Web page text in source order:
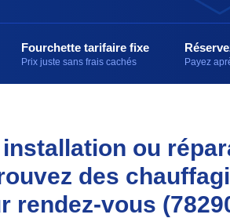
Fourchette tarifaire fixe
Prix juste sans frais cachés Payez
ou
des
rendez-vous